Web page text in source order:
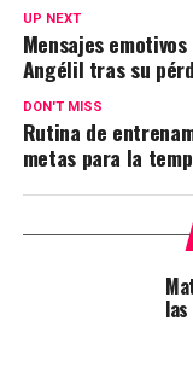
UP NEXT
Mensajes
Angélil tras su
DON'T MISS
Rutina de
metas para la